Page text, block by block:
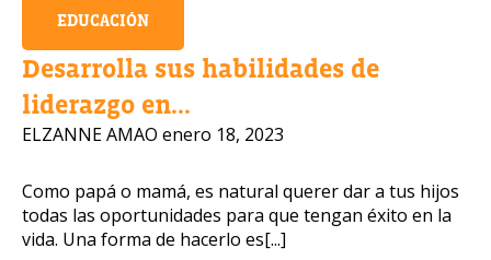
EDUCACIÓN
Desarrolla sus habilidades de
liderazgo en...
ELZANNE AMAO enero 18, 2023
Como papá o mamá, es natural querer dar a tus hijos
todas las oportunidades para que tengan éxito en la
vida. Una forma de hacerlo es[...]